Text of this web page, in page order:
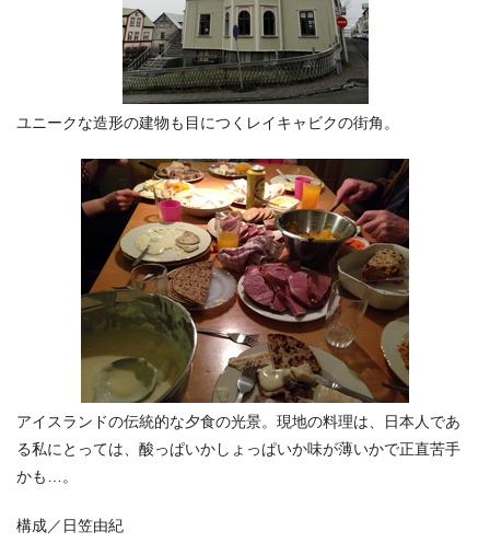
ユニークな造形の建物も目につくレイキャビクの街角。
アイスランドの伝統的な夕食の光景。現地の料理は、日本人であ
る私にとっては、酸っぱいかしょっぱいか味が薄いかで正直苦手
かも…。
構成／日笠由紀